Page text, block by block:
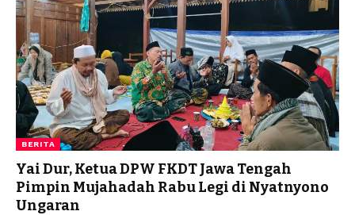
BERITA
Yai Dur, Ketua DPW FKDT Jawa Tengah
Pimpin Mujahadah Rabu Legi di Nyatnyono
Ungaran